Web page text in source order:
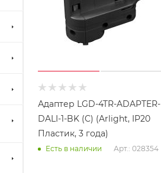
Адаптер LGD-4TR-ADAPTER-
DALI-1-BK (C) (Arlight, IP20
Пластик, 3 года)
Есть в наличии Арт.: 028354